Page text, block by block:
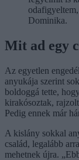
Dominika.
Mit ad egy
Az egyetlen
anyukája szerint
boldoggá tette,
kirakósoztak,
Pedig ennek már
A kislány sokkal
család, legalább
mehetnek újra.